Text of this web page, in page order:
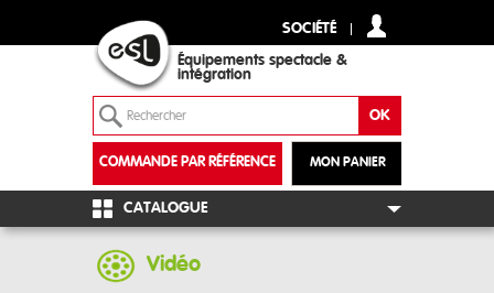
SOCIÉTÉ
Équipements spectacle &
intégration
MON PANIER
COMMANDE PAR RÉFÉRENCE
+
CATALOGUE
Vidéo